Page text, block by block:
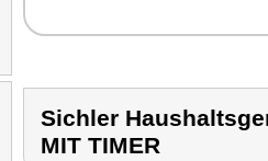
Sichler
MIT TIMER